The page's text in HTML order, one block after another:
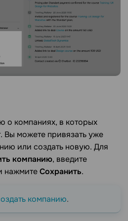
компаниях, в которых
Вы можете привязать уже
или создать новую. Для
компанию, введите
нажмитеСохранить.
компанию.